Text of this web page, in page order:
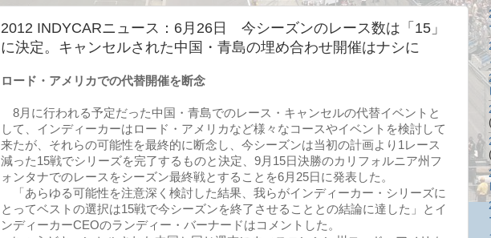
2012 INDYCARニュース：6月26日 今シーズンのレース数は「15」
に決定。キャンセルされた中国・青島の埋め合わせ開催はナシに
ロード・アメリカでの代替開催を断念
8月に行われる予定だった中国・青島でのレース・キャンセルの代替イベントと
して、インディーカーはロード・アメリカなど様々なコースやイベントを検討して
来たが、それらの可能性を最終的に断念し、今シーズンは当初の計画より1レース
減った15戦でシリーズを完了するものと決定、9月15日決勝のカリフォルニア州フ
ォンタナでのレースをシーズン最終戦とすることを6月25日に発表した。
「あらゆる可能性を注意深く検討した結果、我らがインディーカー・シリーズに
とってベストの選択は15戦で今シーズンを終了させることとの結論に達した」とイ
ンディーカーCEOのランディー・バーナードはコメントした。